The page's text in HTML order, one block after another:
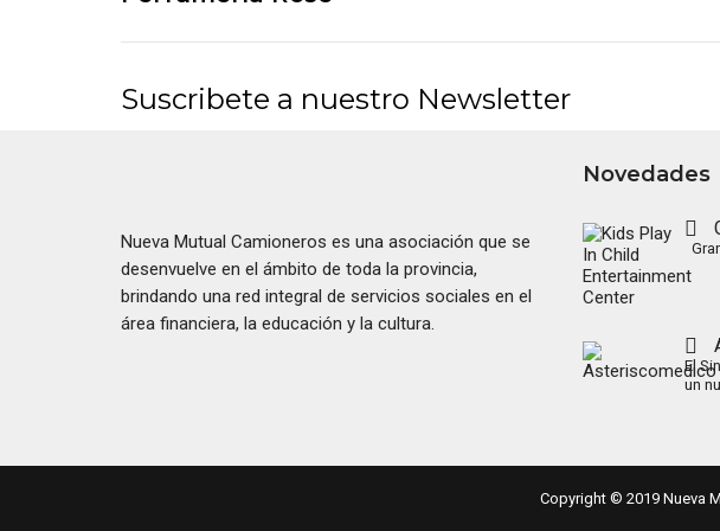
Suscribete a nuestro Newsletter
Nueva Mutual Camioneros es una asociación que se
desenvuelve en el ámbito de toda la provincia,
brindando una red integral de servicios sociales en el
área financiera, la educación y la cultura.
Novedades
El
un
Copyright © 2019 Nueva